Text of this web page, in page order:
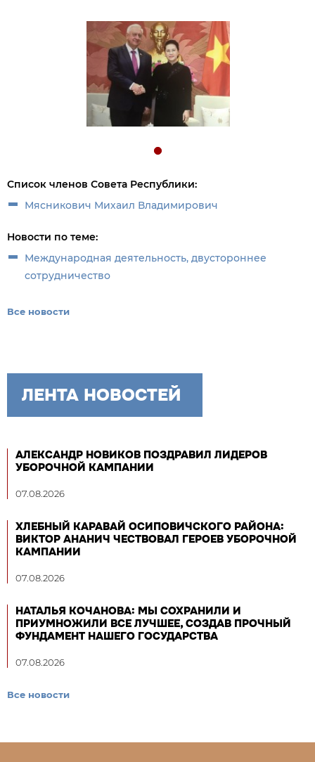
Список членов Совета Республики:
Мясникович Михаил Владимирович
Новости по теме:
Международная деятельность, двустороннее
сотрудничество
Все новости
ЛЕНТА НОВОСТЕЙ
АЛЕКСАНДР НОВИКОВ ПОЗДРАВИЛ ЛИДЕРОВ
УБОРОЧНОЙ КАМПАНИИ
07.08.2026
ХЛЕБНЫЙ КАРАВАЙ ОСИПОВИЧСКОГО РАЙОНА:
ВИКТОР АНАНИЧ ЧЕСТВОВАЛ ГЕРОЕВ УБОРОЧНОЙ
КАМПАНИИ
07.08.2026
НАТАЛЬЯ КОЧАНОВА: МЫ СОХРАНИЛИ И
ПРИУМНОЖИЛИ ВСЕ ЛУЧШЕЕ, СОЗДАВ ПРОЧНЫЙ
ФУНДАМЕНТ НАШЕГО ГОСУДАРСТВА
07.08.2026
Все новости